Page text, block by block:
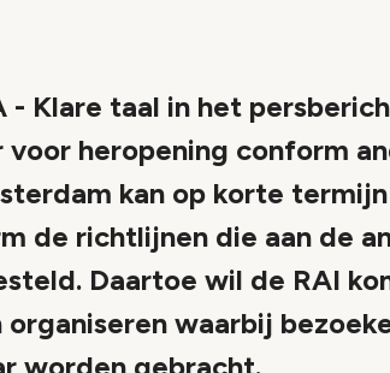
- Klare taal in het
voor heropening conform
kan op korte
de richtlijnen die aan de
Daartoe wil de RAI
waarbij